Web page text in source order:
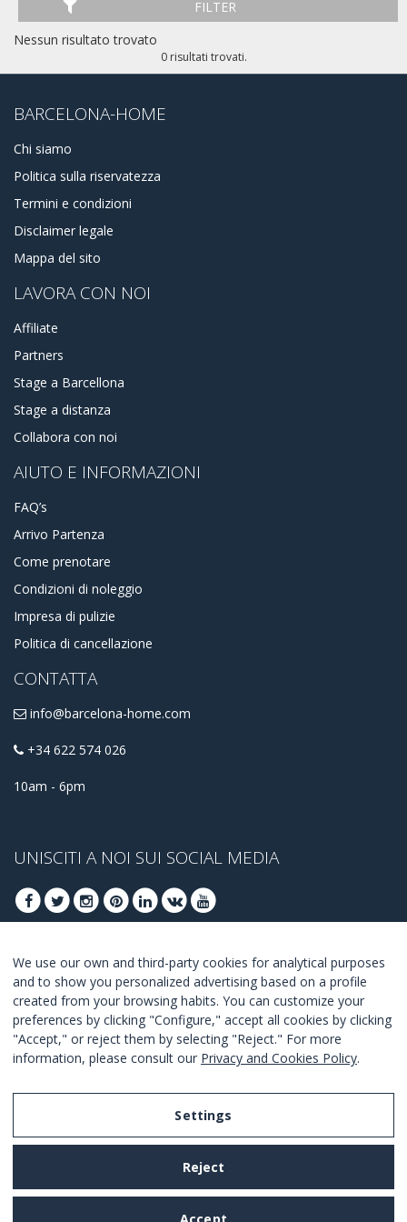
FILTER
Nessun risultato trovato
0 risultati trovati.
BARCELONA-HOME
Chi siamo
Politica sulla riservatezza
Termini e condizioni
Disclaimer legale
Mappa del sito
LAVORA CON NOI
Affiliate
Partners
Stage a Barcellona
Stage a distanza
Collabora con noi
AIUTO E INFORMAZIONI
FAQ’s
Arrivo Partenza
Come prenotare
Condizioni di noleggio
Impresa di pulizie
Politica di cancellazione
CONTATTA
info@barcelona-home.com
+34 622 574 026
10am - 6pm
UNISCITI A NOI SUI SOCIAL MEDIA
ISCRIVITI PER OTTENERE LE OFFERTE MIGLIORI
UNISCITI
Accetto i termini e condizioni.
We use our own and third-party cookies for analytical purposes
and to show you personalized advertising based on a profile
created from your browsing habits. You can customize your
preferences by clicking "Configure," accept all cookies by clicking
"Accept," or reject them by selecting "Reject." For more
information, please consult our Privacy and Cookies Policy.
Settings
Reject
Legal Notice
Privacy and Cookies Policy
Terms and Conditions of Use